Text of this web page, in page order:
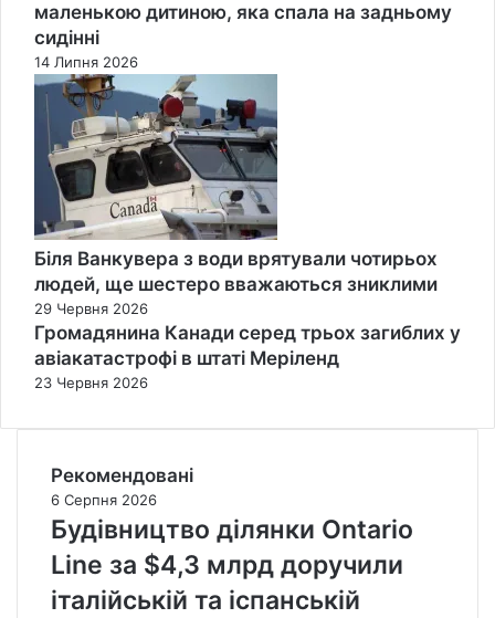
маленькою дитиною, яка спала на задньому
сидінні
14 Липня 2026
Біля Ванкувера з води врятували чотирьох
людей, ще шестеро вважаються зниклими
29 Червня 2026
Громадянина Канади серед трьох загиблих у
авіакатастрофі в штаті Меріленд
23 Червня 2026
Рекомендовані
6 Серпня 2026
Будівництво ділянки Ontario
Line за $4,3 млрд доручили
італійській та іспанській